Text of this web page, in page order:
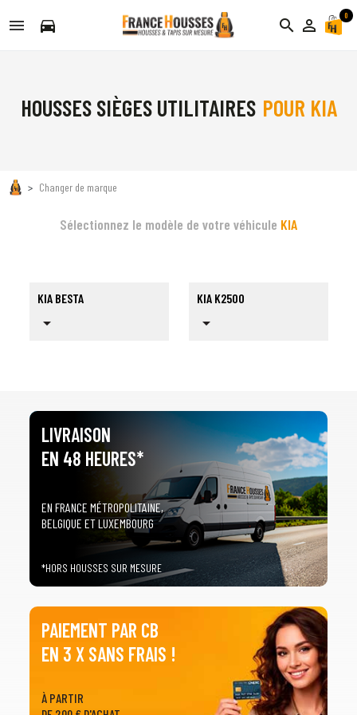
directions_car search person_outline
0
HOUSSES SIÈGES UTILITAIRES POUR KIA
Changer de marque
Sélectionnez le modèle de votre véhicule KIA
KIA BESTA
arrow_drop_down
KIA K2500
arrow_drop_down
LIVRAISON
EN 48 HEURES*
EN FRANCE MÉTROPOLITAINE,
BELGIQUE ET LUXEMBOURG
*HORS HOUSSES SUR MESURE
PAIEMENT PAR CB
EN 3 X SANS FRAIS !
À PARTIR